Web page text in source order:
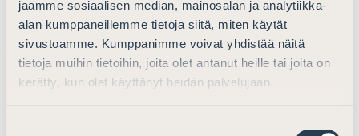
jaamme sosiaalisen median, mainosalan ja analytiikka-
alan kumppaneillemme tietoja siitä, miten käytät
sivustoamme. Kumppanimme voivat yhdistää näitä
tietoja muihin tietoihin, joita olet antanut heille tai joita on
kerätty, kun olet käyttänyt heidän palvelujaan.
laaditaan IFRS-standardien mukaisesti ja kyse on muista
kuin sellaisista varoista, jotka arvostetaan
tilinpäätöksessä tulosvaikutteisesti käypään arvoon.